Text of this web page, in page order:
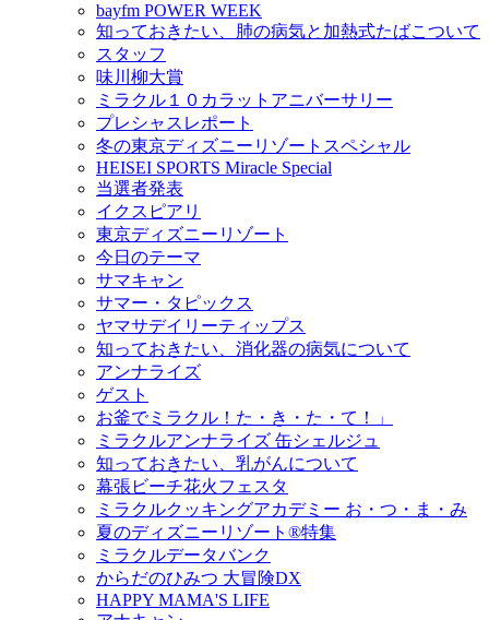
bayfm POWER WEEK
知っておきたい、肺の病気と加熱式たばこついて
スタッフ
味川柳大賞
ミラクル１０カラットアニバーサリー
プレシャスレポート
冬の東京ディズニーリゾートスペシャル
HEISEI SPORTS Miracle Special
当選者発表
イクスピアリ
東京ディズニーリゾート
今日のテーマ
サマキャン
サマー・タピックス
ヤマサデイリーティップス
知っておきたい、消化器の病気について
アンナライズ
ゲスト
お釜でミラクル！た・き・た・て！」
ミラクルアンナライズ 缶シェルジュ
知っておきたい、乳がんについて
幕張ビーチ花火フェスタ
ミラクルクッキングアカデミー お・つ・ま・み
夏のディズニーリゾート®特集
ミラクルデータバンク
からだのひみつ 大冒険DX
HAPPY MAMA'S LIFE